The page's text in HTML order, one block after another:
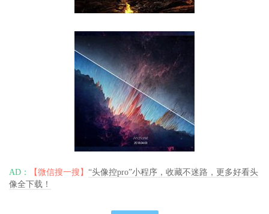
AD： 【微信搜一搜】 “头像控pro”小程序，收藏不迷路，更多好看头
像全下载！